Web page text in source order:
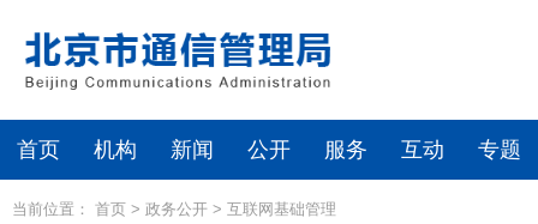
首页 机构 新闻 公开 服务 互动 专题
当前位置： 首页 > 政务公开 > 互联网基础管理